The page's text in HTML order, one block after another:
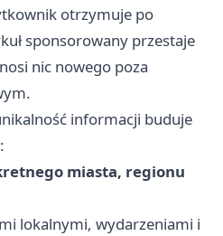
otrzymuje po
sponsorowany przestaje
nic nowego poza
informacji buduje
miasta, regionu
lokalnymi, wydarzeniami i